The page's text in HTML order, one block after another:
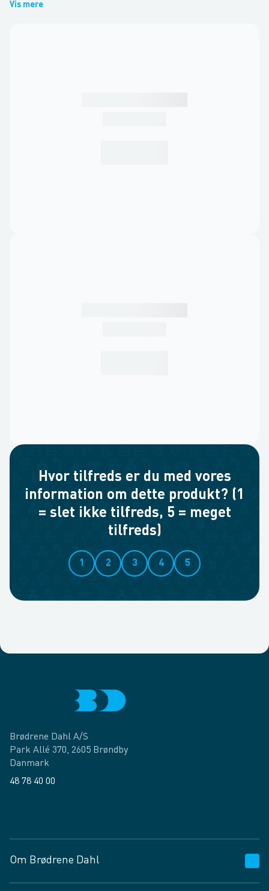
Vis mere
Hvor tilfreds er du med vores
information om dette produkt? (1
= slet ikke tilfreds, 5 = meget
tilfreds)
1 2 3 4 5
Brødrene Dahl A/S
Park Allé 370, 2605 Brøndby
Danmark
48 78 40 00
Om Brødrene Dahl